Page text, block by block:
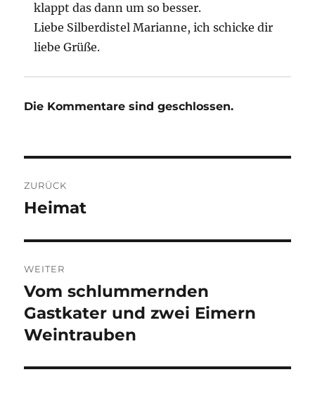
klappt das dann um so besser.
Liebe Silberdistel Marianne, ich schicke dir
liebe Grüße.
Die Kommentare sind geschlossen.
ZURÜCK
Vorheriger
Heimat
WEITER
Nächster
Beitrag:
Vom schlummernden
Gastkater und zwei Eimern
Weintrauben